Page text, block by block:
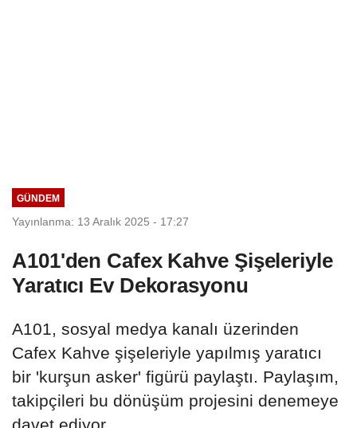
GÜNDEM
Yayınlanma: 13 Aralık 2025 - 17:27
A101'den Cafex Kahve Şişeleriyle
Yaratıcı Ev Dekorasyonu
A101, sosyal medya kanalı üzerinden
Cafex Kahve şişeleriyle yapılmış yaratıcı
bir 'kurşun asker' figürü paylaştı. Paylaşım,
takipçileri bu dönüşüm projesini denemeye